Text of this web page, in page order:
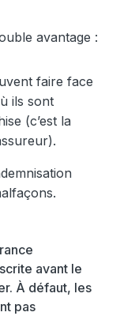
avantage :
faire face
ils sont
(c’est la
avant le
À défaut, les
pas